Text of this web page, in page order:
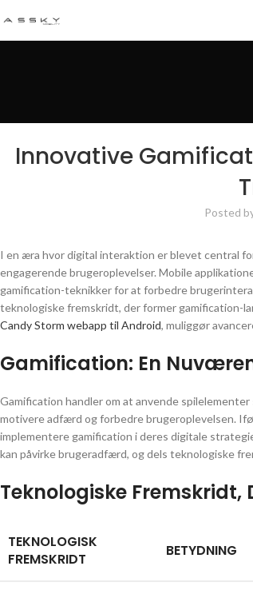
Innovative
Posted
I en æra hvor digital interaktion er blevet central
engagerende brugeroplevelser. Mobile
gamification-teknikker for at forbedre
teknologiske fremskridt, der former gamification-
Candy Storm webapp til Android, muliggør
Gamification: En
Gamification handler om at anvende
motivere adfærd og forbedre brugeroplevelsen.
implementere gamification i deres digitale
kan påvirke brugeradfærd, og dels teknologiske
Teknologiske Fremskridt,
TEKNOLOGISK
FREMSKRIDT
BETYDNING